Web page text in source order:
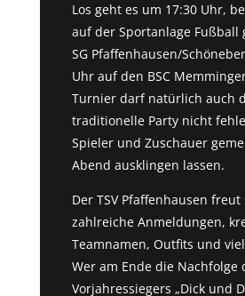
Los geht es um 17:30 Uhr,
auf der Sportanlage Fußball
SG Pfaffenhausen/
Uhr auf den BSC
Turnier darf natürlich auch
traditionelle Party nicht
Spieler und Zuschauer
Abend ausklingen lassen.
Der TSV Pfaffenhausen
zahlreiche Anmeldungen,
Teamnamen, Outfits und
Wer am Ende die Nachfolge
Vorjahressiegers „Dick und